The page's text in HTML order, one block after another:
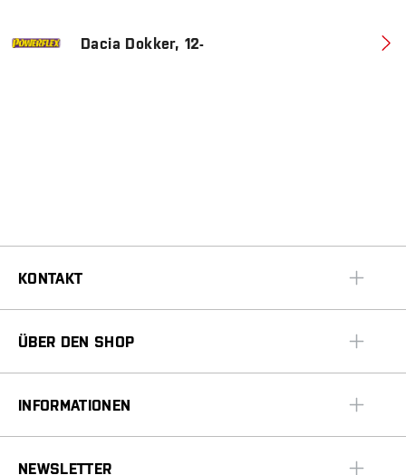
Dacia Dokker, 12-
KONTAKT
ÜBER DEN SHOP
INFORMATIONEN
NEWSLETTER